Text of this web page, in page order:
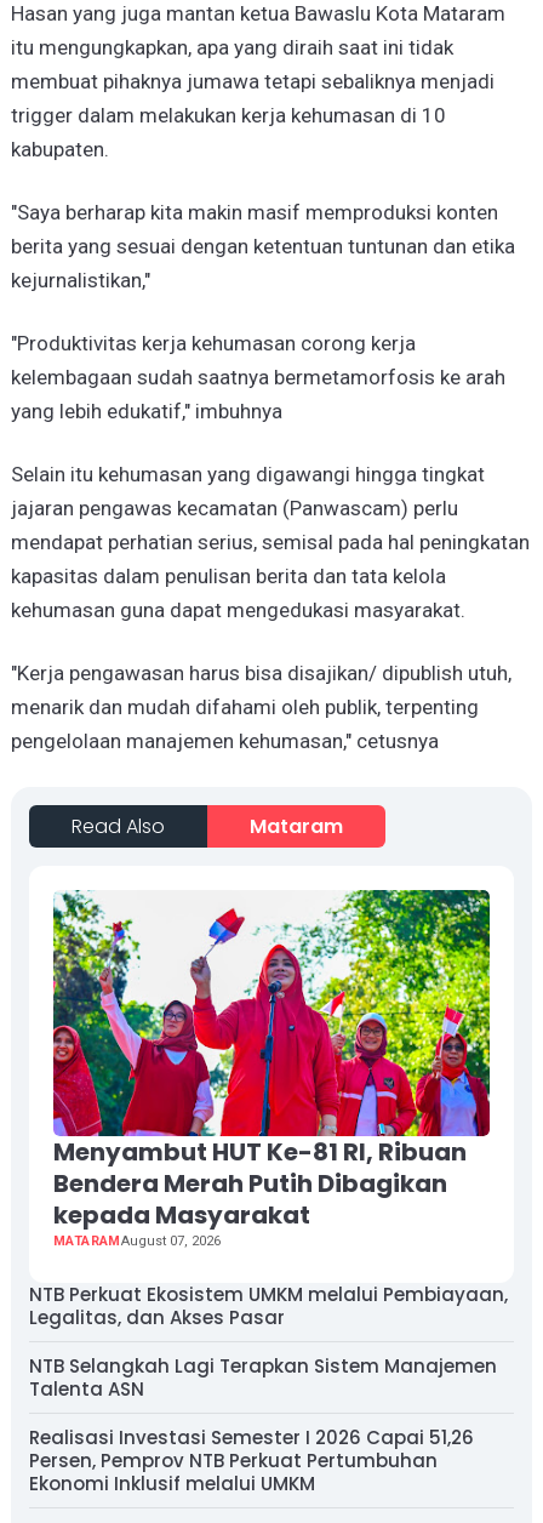
Hasan yang juga mantan ketua Bawaslu Kota Mataram
itu mengungkapkan, apa yang diraih saat ini tidak
membuat pihaknya jumawa tetapi sebaliknya menjadi
trigger dalam melakukan kerja kehumasan di 10
kabupaten.
"Saya berharap kita makin masif memproduksi konten
berita yang sesuai dengan ketentuan tuntunan dan etika
kejurnalistikan,"
"Produktivitas kerja kehumasan corong kerja
kelembagaan sudah saatnya bermetamorfosis ke arah
yang lebih edukatif," imbuhnya
Selain itu kehumasan yang digawangi hingga tingkat
jajaran pengawas kecamatan (Panwascam) perlu
mendapat perhatian serius, semisal pada hal peningkatan
kapasitas dalam penulisan berita dan tata kelola
kehumasan guna dapat mengedukasi masyarakat.
"Kerja pengawasan harus bisa disajikan/ dipublish utuh,
menarik dan mudah difahami oleh publik, terpenting
pengelolaan manajemen kehumasan," cetusnya
Read Also Mataram
Menyambut HUT Ke-81 RI, Ribuan
Bendera Merah Putih Dibagikan
kepada Masyarakat
MATARAMAugust 07, 2026
NTB Perkuat Ekosistem UMKM melalui Pembiayaan,
Legalitas, dan Akses Pasar
NTB Selangkah Lagi Terapkan Sistem Manajemen
Talenta ASN
Realisasi Investasi Semester I 2026 Capai 51,26
Persen, Pemprov NTB Perkuat Pertumbuhan
Ekonomi Inklusif melalui UMKM